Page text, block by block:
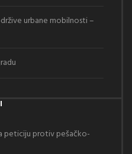
urbane mobilnosti –
peticiju protiv pešačko-